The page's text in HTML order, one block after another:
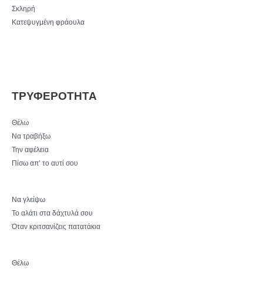
Σκληρή
Κατεψυγμένη φράουλα
ΤΡΥΦΕΡΟΤΗΤΑ
Θέλω
Να τραβήξω
Την αφέλεια
Πίσω απ’ το αυτί σου
Να γλείψω
Το αλάτι στα δάχτυλά σου
Όταν κριτσανίζεις πατατάκια
Θέλω